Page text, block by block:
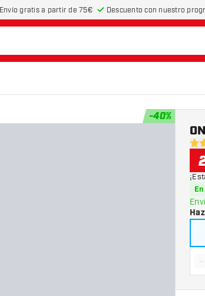
Envío gratis a partir de 75€ Descuento con nuestro
-40%
4.8
-